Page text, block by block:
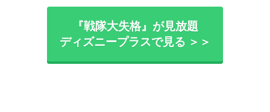
『戦隊大失格』が見放題
ディズニープラスで見る ＞＞